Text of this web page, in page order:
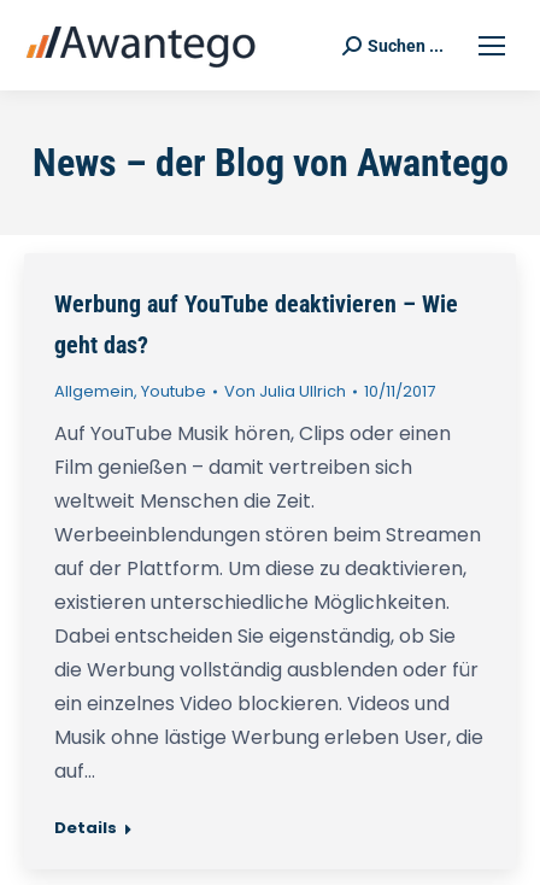
Search:
Suchen ...
News – der Blog von Awantego
Werbung auf YouTube deaktivieren – Wie
geht das?
Allgemein, Youtube Von Julia Ullrich 10/11/2017
Auf YouTube Musik hören, Clips oder einen
Film genießen – damit vertreiben sich
weltweit Menschen die Zeit.
Werbeeinblendungen stören beim Streamen
auf der Plattform. Um diese zu deaktivieren,
existieren unterschiedliche Möglichkeiten.
Dabei entscheiden Sie eigenständig, ob Sie
die Werbung vollständig ausblenden oder für
ein einzelnes Video blockieren. Videos und
Musik ohne lästige Werbung erleben User, die
auf…
Details